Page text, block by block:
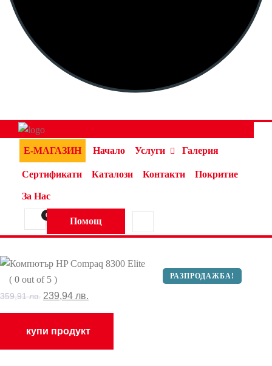
Е-МАГАЗИН Начало Услуги Галерия
Сертификати Каталози Контакти Покритие
За Нас
0
Помощ
РАЗПРОДАЖБА!
( 0 out of 5 )
359,91лв. Original
price
was:
239,94 лв.
цена
е:
купи продукт